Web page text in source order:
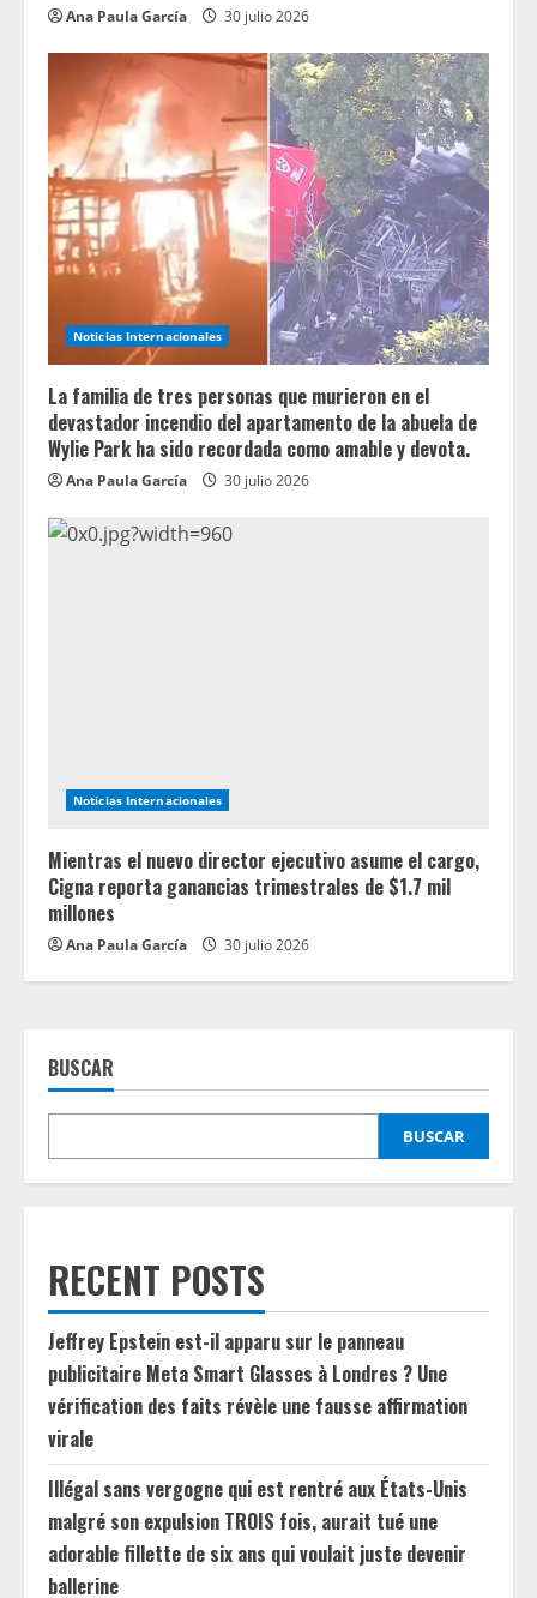
Ana Paula García 30 julio 2026
Noticias Internacionales
La familia de tres personas que murieron en el
devastador incendio del apartamento de la abuela de
Wylie Park ha sido recordada como amable y devota.
Ana Paula García 30 julio 2026
Noticias Internacionales
Mientras el nuevo director ejecutivo asume el cargo,
Cigna reporta ganancias trimestrales de $1.7 mil
millones
Ana Paula García 30 julio 2026
BUSCAR
BUSCAR
RECENT POSTS
Jeffrey Epstein est-il apparu sur le panneau
publicitaire Meta Smart Glasses à Londres ? Une
vérification des faits révèle une fausse affirmation
virale
Illégal sans vergogne qui est rentré aux États-Unis
malgré son expulsion TROIS fois, aurait tué une
adorable fillette de six ans qui voulait juste devenir
ballerine